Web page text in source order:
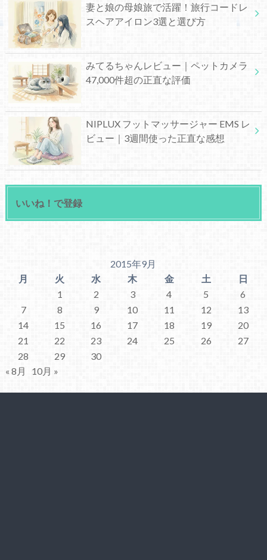
妻と娘の母娘旅で活躍！旅行コードレ
スヘアアイロン3選と選び方
みてるちゃんレビュー｜ペットカメラ
47,000件超の正直な評価
NIPLUX フットマッサージャー EMS レ
ビュー｜3週間使った正直な感想
いいね！で登録
2015年9月
月
火 水 木 金 土
日
1
2 3 4 5
6
7
8 9 10 11 12
13
14
15 16 17 18 19
20
21
22 23 24 25 26
27
28
29
30
« 8月
10月 »